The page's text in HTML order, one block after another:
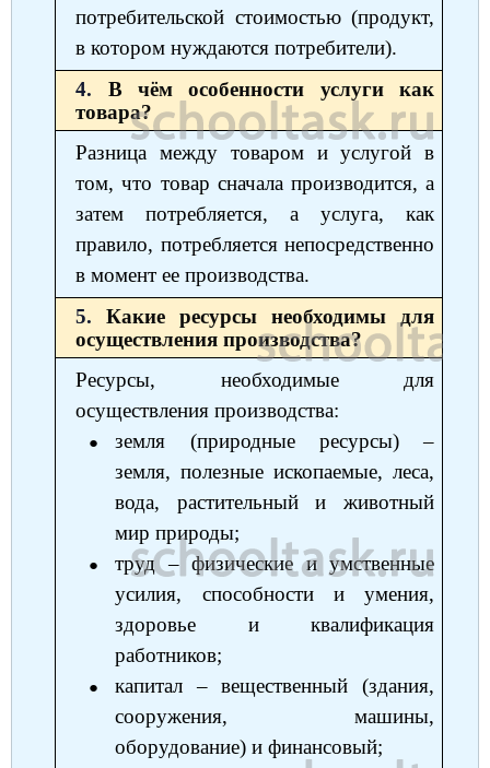
потребительской стоимостью (продукт,
в котором нуждаются потребители).
4. В чём особенности услуги как
товара?
Разница между товаром и услугой в
том, что товар сначала производится, а
затем потребляется, а услуга, как
правило, потребляется непосредственно
в момент ее производства.
5.Какие ресурсы необходимы для
осуществления производства?
Ресурсы, необходимые для
осуществления производства:
земля (природные ресурсы) ‒
земля, полезные ископаемые, леса,
вода, растительный и животный
мир природы;
труд ‒ физические и умственные
усилия, способности и умения,
здоровье и квалификация
работников;
капитал ‒ вещественный (здания,
сооружения, машины,
оборудование) и финансовый;